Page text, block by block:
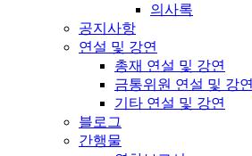
의사록
공지사항
연설 및 강연
총재 연설 및 강연
금통위원 연설 및 강연
기타 연설 및 강연
블로그
간행물